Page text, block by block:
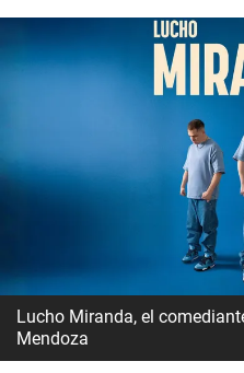
Lucho Miranda, el
Mendoza